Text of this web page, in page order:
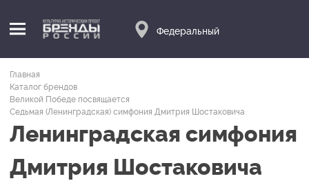
Федеральный
Главная
Каталог брендов
Великой Победе посвящается
Седьмая (Ленинградская) симфония Дмитрия Шостаковича
Ленинградская симфония
Дмитрия Шостаковича